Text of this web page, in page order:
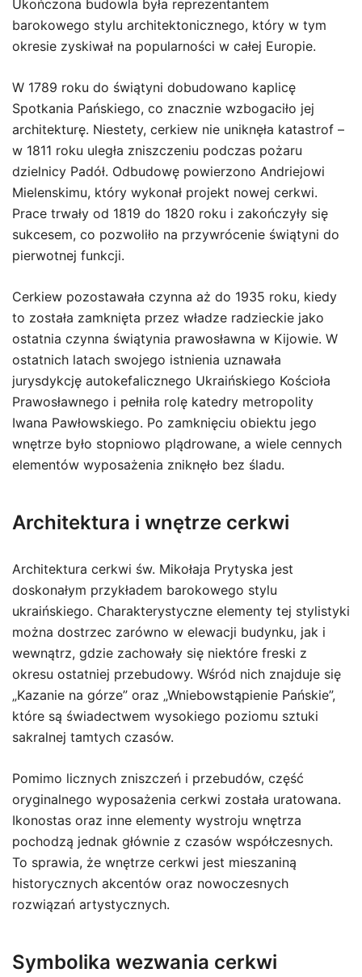
Ukończona budowla była reprezentantem
barokowego stylu architektonicznego, który w tym
okresie zyskiwał na popularności w całej Europie.
W 1789 roku do świątyni dobudowano kaplicę
Spotkania Pańskiego, co znacznie wzbogaciło jej
architekturę. Niestety, cerkiew nie uniknęła katastrof –
w 1811 roku uległa zniszczeniu podczas pożaru
dzielnicy Padół. Odbudowę powierzono Andriejowi
Mielenskimu, który wykonał projekt nowej cerkwi.
Prace trwały od 1819 do 1820 roku i zakończyły się
sukcesem, co pozwoliło na przywrócenie świątyni do
pierwotnej funkcji.
Cerkiew pozostawała czynna aż do 1935 roku, kiedy
to została zamknięta przez władze radzieckie jako
ostatnia czynna świątynia prawosławna w Kijowie. W
ostatnich latach swojego istnienia uznawała
jurysdykcję autokefalicznego Ukraińskiego Kościoła
Prawosławnego i pełniła rolę katedry metropolity
Iwana Pawłowskiego. Po zamknięciu obiektu jego
wnętrze było stopniowo plądrowane, a wiele cennych
elementów wyposażenia zniknęło bez śladu.
Architektura i wnętrze cerkwi
Architektura cerkwi św. Mikołaja Prytyska jest
doskonałym przykładem barokowego stylu
ukraińskiego. Charakterystyczne elementy tej stylistyki
można dostrzec zarówno w elewacji budynku, jak i
wewnątrz, gdzie zachowały się niektóre freski z
okresu ostatniej przebudowy. Wśród nich znajduje się
„Kazanie na górze” oraz „Wniebowstąpienie Pańskie”,
które są świadectwem wysokiego poziomu sztuki
sakralnej tamtych czasów.
Pomimo licznych zniszczeń i przebudów, część
oryginalnego wyposażenia cerkwi została uratowana.
Ikonostas oraz inne elementy wystroju wnętrza
pochodzą jednak głównie z czasów współczesnych.
To sprawia, że wnętrze cerkwi jest mieszaniną
historycznych akcentów oraz nowoczesnych
rozwiązań artystycznych.
Symbolika wezwania cerkwi